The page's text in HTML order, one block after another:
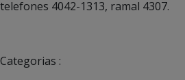
telefones 4042-1313, ramal 4307.
Categorias :